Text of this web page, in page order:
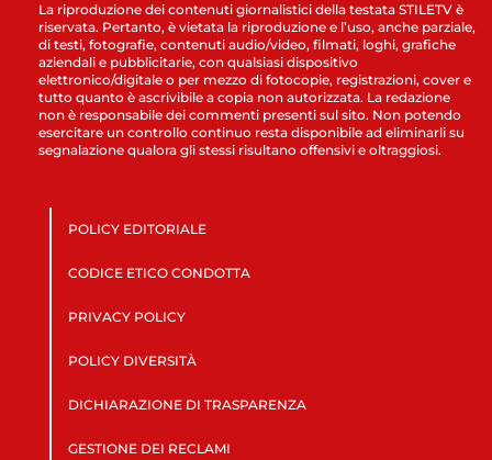
La riproduzione dei contenuti giornalistici della testata STILETV è
riservata. Pertanto, è vietata la riproduzione e l’uso, anche parziale,
di testi, fotografie, contenuti audio/video, filmati, loghi, grafiche
aziendali e pubblicitarie, con qualsiasi dispositivo
elettronico/digitale o per mezzo di fotocopie, registrazioni, cover e
tutto quanto è ascrivibile a copia non autorizzata. La redazione
non è responsabile dei commenti presenti sul sito. Non potendo
esercitare un controllo continuo resta disponibile ad eliminarli su
segnalazione qualora gli stessi risultano offensivi e oltraggiosi.
POLICY EDITORIALE
CODICE ETICO CONDOTTA
PRIVACY POLICY
POLICY DIVERSITÀ
DICHIARAZIONE DI TRASPARENZA
GESTIONE DEI RECLAMI